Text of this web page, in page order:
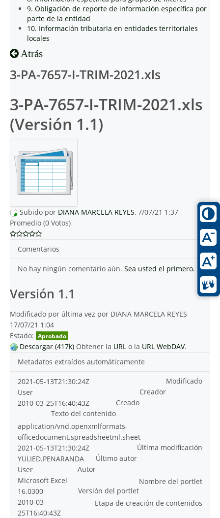
9. Obligación de reporte de información específica por
parte de la entidad
10. Información tributaria en entidades territoriales
locales
Atrás
3-PA-7657-I-TRIM-2021.xls
3-PA-7657-I-TRIM-2021.xls
(Versión 1.1)
Subido por DIANA MARCELA REYES, 7/07/21 1:37
Promedio (0 Votos)
Comentarios
No hay ningún comentario aún. Sea usted el primero.
Versión 1.1
Modificado por última vez por DIANA MARCELA REYES
17/07/21 1:04
Estado: Aprobado
Descargar (417k) Obtener la URL o la URL WebDAV.
Metadatos extraídos automáticamente
Modificado
2021-05-13T21:30:24Z
Creador
User
Creado
2010-03-25T16:40:43Z
Texto del contenido
application/vnd.openxmlformats-
officedocument.spreadsheetml.sheet
Última modificación
2021-05-13T21:30:24Z
Último autor
YULIED.PENARANDA
Autor
User
Nombre del portlet
Microsoft Excel
Versión del portlet
16.0300
Etapa de creación de contenidos
2010-03-
25T16:40:43Z